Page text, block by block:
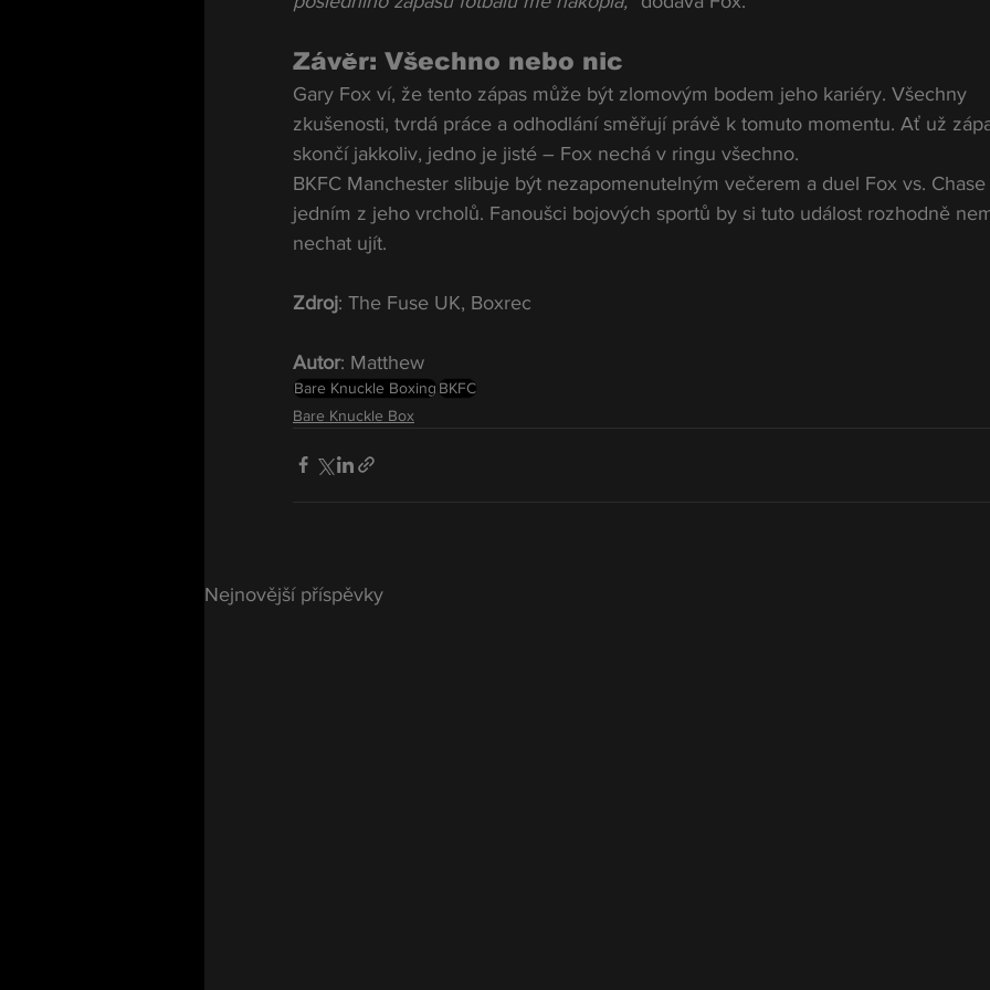
Závěr: Všechno nebo nic
Gary Fox ví, že tento zápas může být zlomovým bodem jeho kariéry. Všechny
zkušenosti, tvrdá práce a odhodlání směřují právě k tomuto momentu. Ať už
skončí jakkoliv, jedno je jisté – Fox nechá v ringu všechno.
BKFC Manchester slibuje být nezapomenutelným večerem a duel Fox vs. Chase
jedním z jeho vrcholů. Fanoušci bojových sportů by si tuto událost rozhodně
nechat ujít.
Zdroj: The Fuse UK, Boxrec
Autor: Matthew
Bare Knuckle Boxing BKFC
Bare Knuckle Box
Nejnovější příspěvky